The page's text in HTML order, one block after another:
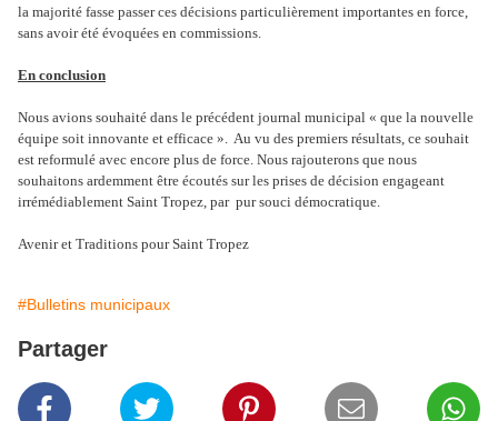
la majorité fasse passer ces décisions particulièrement importantes en force,
sans avoir été évoquées en commissions.
En conclusion
Nous avions souhaité dans le précédent journal municipal « que la nouvelle
équipe soit innovante et efficace ». Au vu des premiers résultats, ce souhait
est reformulé avec encore plus de force. Nous rajouterons que nous
souhaitons ardemment être écoutés sur les prises de décision engageant
irrémédiablement Saint Tropez, par pur souci démocratique.
Avenir et Traditions pour Saint Tropez
#Bulletins municipaux
Partager